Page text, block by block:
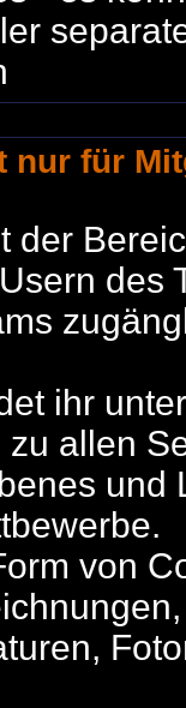
nur für
der
des
ihr
zu allen
und
von